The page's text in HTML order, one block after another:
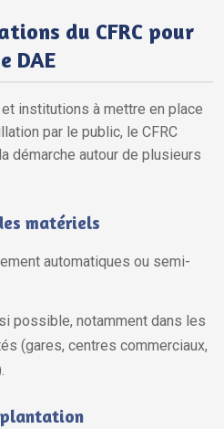
du CFRC pour
DAE
institutions à mettre en place
par le public, le CFRC
démarche autour de plusieurs
matériels
automatiques ou semi-
possible, notamment dans les
(gares, centres commerciaux,